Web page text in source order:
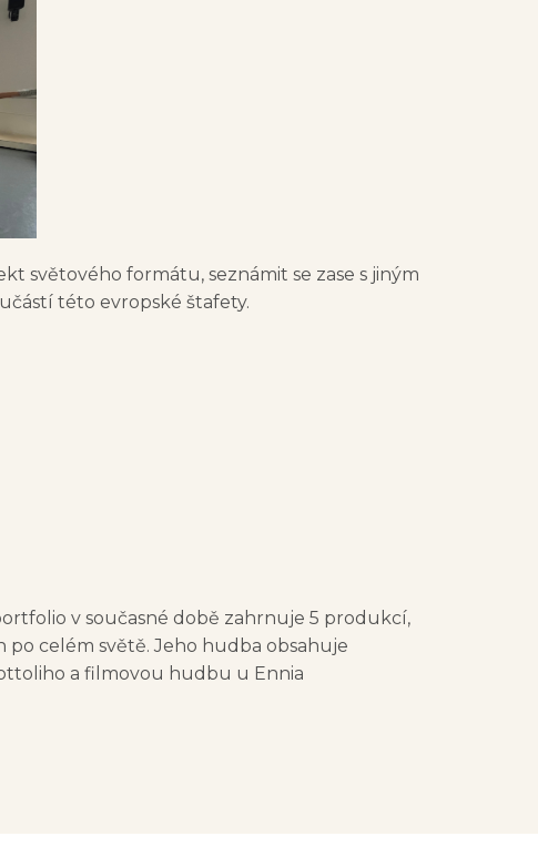
světového formátu, seznámit se zase s jiným
této evropské štafety.
v současné době zahrnuje 5 produkcí,
celém světě. Jeho hudba obsahuje
a filmovou hudbu u Ennia